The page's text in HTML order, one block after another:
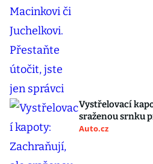
Vystřelovací
sraženou srnku
Auto.cz